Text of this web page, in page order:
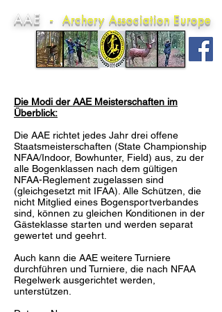
AAE -Archery Association Europe
Die Modi der AAE Meisterschaften im
Überblick:
Die AAE richtet jedes Jahr drei offene
Staatsmeisterschaften (State Championship
NFAA/Indoor, Bowhunter, Field) aus, zu der
alle Bogenklassen nach dem gültigen
NFAA-Reglement zugelassen sind
(gleichgesetzt mit IFAA). Alle Schützen, die
nicht Mitglied eines Bogensportverbandes
sind, können zu gleichen Konditionen in der
Gästeklasse starten und werden separat
gewertet und geehrt.
Auch kann die AAE weitere Turniere
durchführen und Turniere, die nach NFAA
Regelwerk ausgerichtet werden,
unterstützen.